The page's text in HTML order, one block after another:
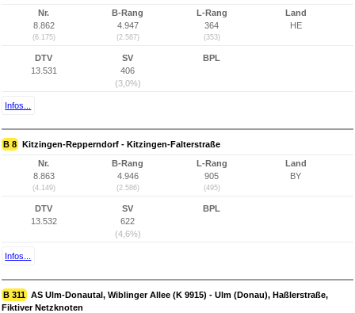
Nr.
8.862
(6.175)
B-Rang
4.947
(2.587)
L-Rang
364
(353)
Land
HE
DTV
13.531
SV
406
(3,0%)
BPL
Infos...
B 8 Kitzingen-Repperndorf - Kitzingen-Falterstraße
Nr.
8.863
(4.149)
B-Rang
4.946
(2.586)
L-Rang
905
(495)
Land
BY
DTV
13.532
SV
622
(4,6%)
BPL
Infos...
B 311 AS Ulm-Donautal, Wiblinger Allee (K 9915) - Ulm (Donau), Haßlerstraße,
Fiktiver Netzknoten